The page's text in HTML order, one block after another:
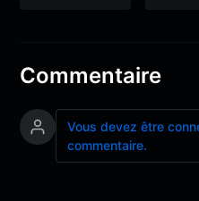
Commentaire
Vous devez être
commentaire.